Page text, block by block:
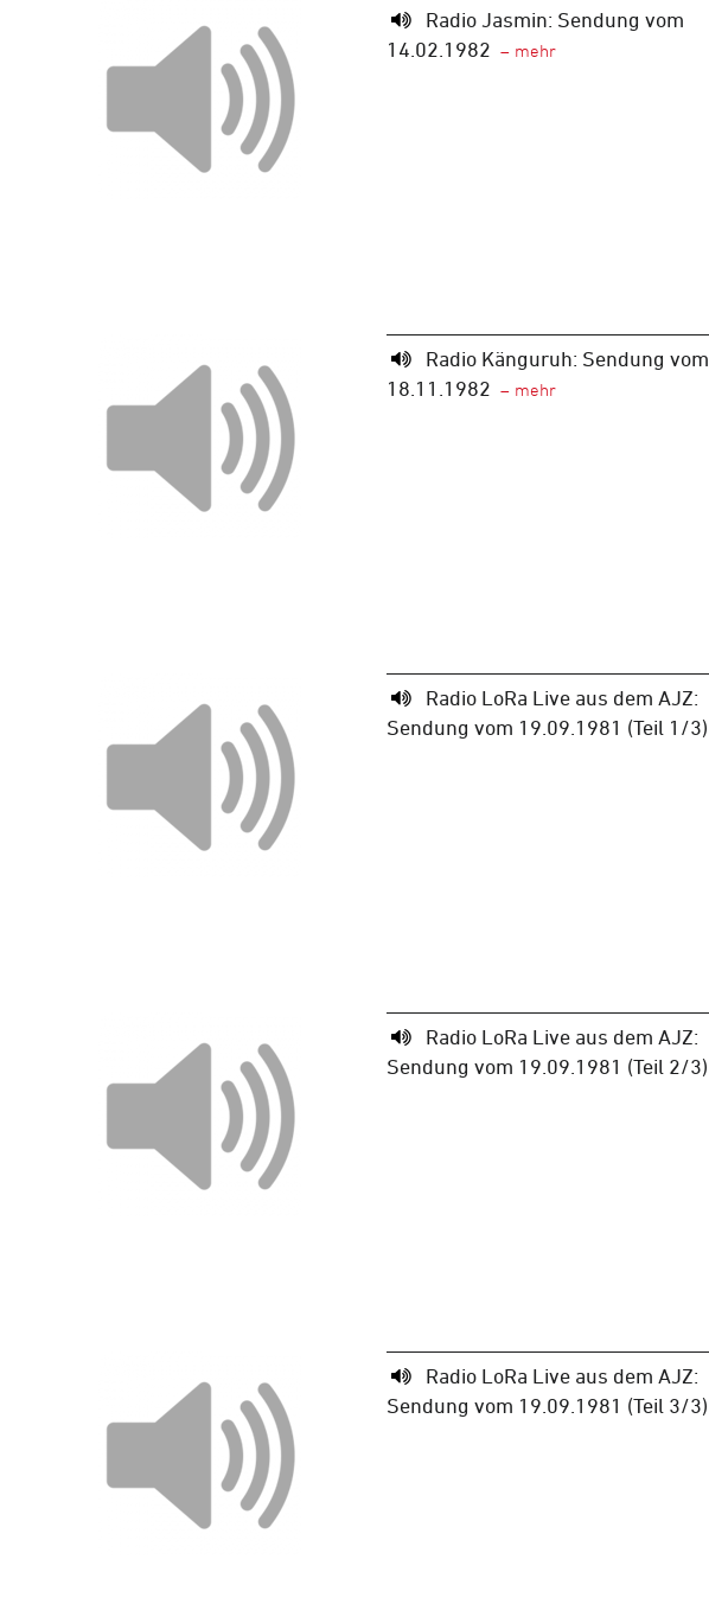
Radio Jasmin: Sendung vom
14.02.1982
Radio Känguruh: Sendung vom
18.11.1982
Radio LoRa Live aus dem AJZ:
Sendung vom 19.09.1981 (Teil 1/3)
Radio LoRa Live aus dem AJZ:
Sendung vom 19.09.1981 (Teil 2/3)
Radio LoRa Live aus dem AJZ:
Sendung vom 19.09.1981 (Teil 3/3)